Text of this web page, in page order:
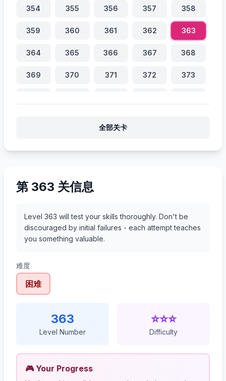
354 355 356 357 358
359 360 361 362 363
364 365 366 367 368
369 370 371 372 373
全部关卡
第 363 关信息
Level 363 will test your skills thoroughly. Don't be
discouraged by initial failures - each attempt teaches
you something valuable.
难度
困难
363
Level Number
⭐⭐⭐
Difficulty
🎮 Your Progress